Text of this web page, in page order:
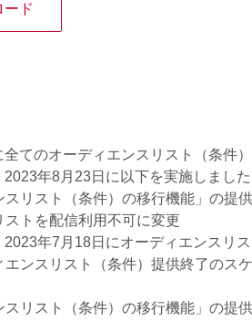
ード
てのオーディエンスリスト（条件
年8月23日に以下を実施しました
スリスト（条件）の移行機能」の提
ストを配信利用不可に変更
年7月18日にオーディエンスリ
エンスリスト（条件）提供終了のス
スリスト（条件）の移行機能」の提